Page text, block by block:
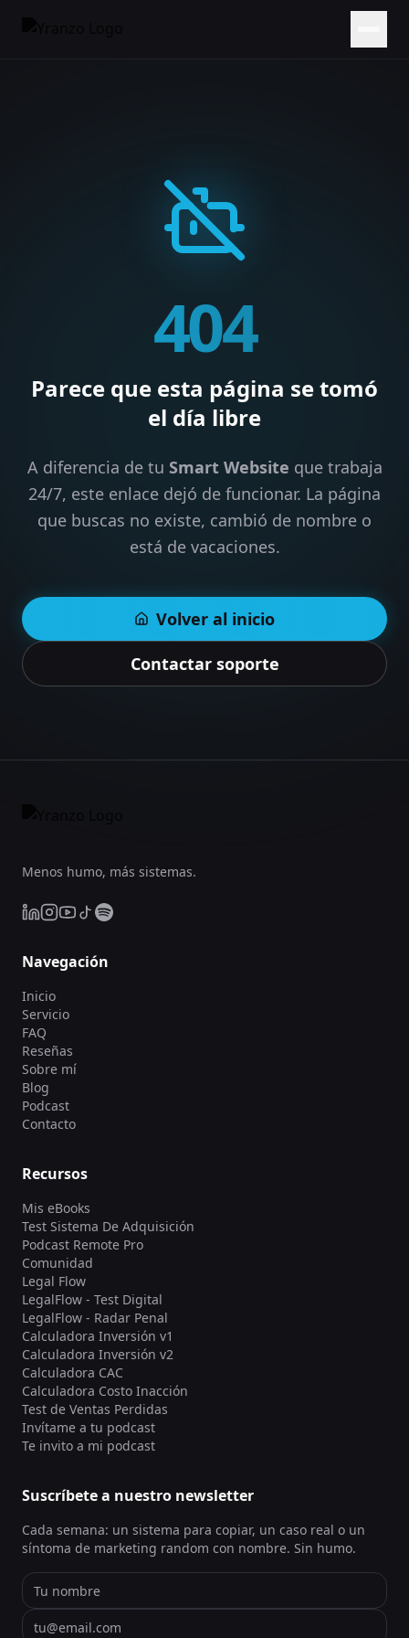
404
Parece que esta página se tomó
el día libre
A diferencia de tu Smart Website que trabaja
24/7, este enlace dejó de funcionar. La página
que buscas no existe, cambió de nombre o
está de vacaciones.
Volver al inicio
Contactar soporte
Menos humo, más sistemas.
Navegación
Inicio
Servicio
FAQ
Reseñas
Sobre mí
Blog
Podcast
Contacto
Recursos
Mis eBooks
Test Sistema De Adquisición
Podcast Remote Pro
Comunidad
Legal Flow
LegalFlow - Test Digital
LegalFlow - Radar Penal
Calculadora Inversión v1
Calculadora Inversión v2
Calculadora CAC
Calculadora Costo Inacción
Test de Ventas Perdidas
Invítame a tu podcast
Te invito a mi podcast
Suscríbete a nuestro newsletter
Cada semana: un sistema para copiar, un caso real o un
síntoma de marketing random con nombre. Sin humo.